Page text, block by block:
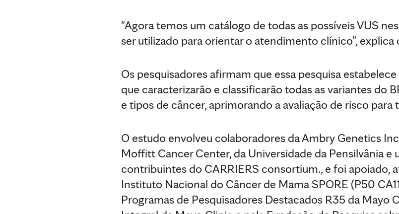
"Agora temos um catálogo de todas as possíveis VUS
ser utilizado para orientar o atendimento clínico", explica
Os pesquisadores afirmam que essa pesquisa
que caracterizarão e classificarão todas as variantes do
e tipos de câncer, aprimorando a avaliação de risco para
O estudo envolveu colaboradores da Ambry Genetics
Moffitt Cancer Center, da Universidade da Pensilvânia e
contribuintes do CARRIERS consortium., e foi apoiado,
Instituto Nacional do Câncer de Mama SPORE (P50
Programas de Pesquisadores Destacados R35 da